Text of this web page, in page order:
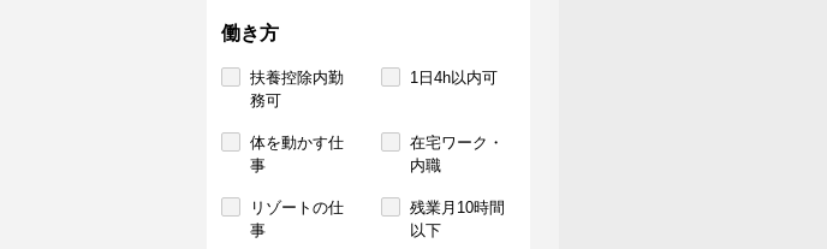
働き方
扶養控除内勤
務可
1日4h以内可
体を動かす仕
事
在宅ワーク・
内職
リゾートの仕
事
残業月10時間
以下